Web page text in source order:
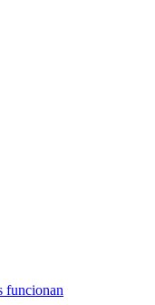
funcionan